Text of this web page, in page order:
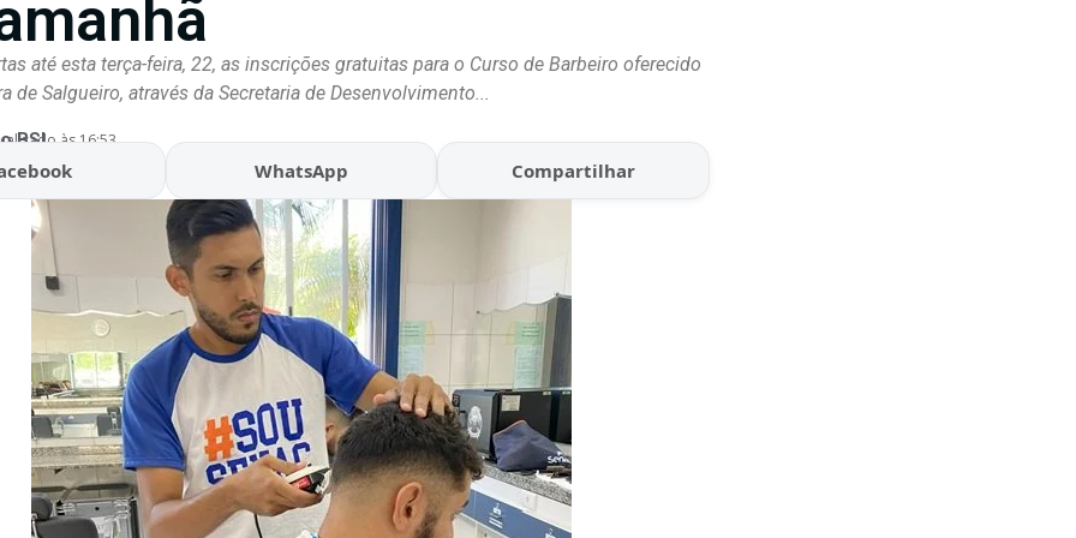
até esta terça-feira, 22, as inscrições gratuitas para o Curso de Barbeiro oferecido
de Salgueiro, através da Secretaria de Desenvolvimento...
BSL às 16:53
WhatsApp Compartilhar